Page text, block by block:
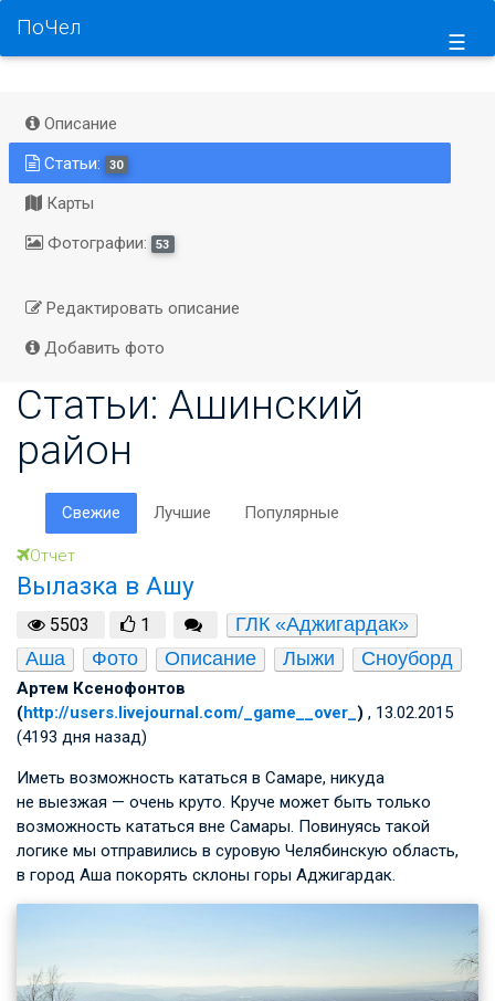
☰
ПоЧел
Описание
Статьи:
30
Карты
Фотографии:
53
Редактировать описание
Добавить фото
Статьи: Ашинский
район
Свежие Лучшие Популярные
Отчет
Вылазка в Ашу
5503 1
ГЛК «Аджигардак»
Аша
Фото Описание Лыжи Сноуборд
Артем Ксенофонтов
(http://users.livejournal.com/_game__over_ ) , 13.02.2015
(4193 дня назад)
Иметь возможность кататься в Самаре, никуда
не выезжая — очень круто. Круче может быть только
возможность кататься вне Самары. Повинуясь такой
логике мы отправились в суровую Челябинскую область,
в город Аша покорять склоны горы Аджигардак.